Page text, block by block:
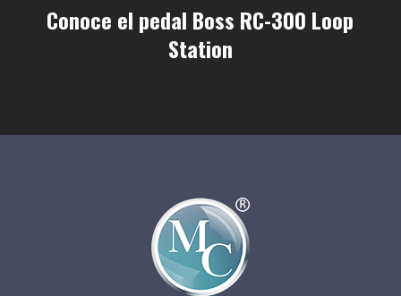
Conoce el pedal Boss RC-300 Loop
Station